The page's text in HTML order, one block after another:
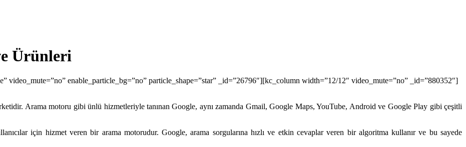
Ürünleri
video_mute=”no” enable_particle_bg=”no” particle_shape=”star” _id=”26796″][kc_column width=”12/12″ video_mute=”no” _id=”880352″]
Arama motoru gibi ünlü hizmetleriyle tanınan Google, aynı zamanda Gmail, Google Maps, YouTube, Android ve Google Play gibi çeşitli
için hizmet veren bir arama motorudur. Google, arama sorgularına hızlı ve etkin cevaplar veren bir algoritma kullanır ve bu sayede